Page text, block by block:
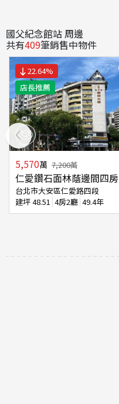
國父紀念館站 周邊
共有409筆銷售中物件
22.64%
店長推薦
5,570萬 7,200萬
仁愛鑽石面林蔭邊間四房
台北市大安區仁愛路四段
建坪48.51 4房2廳 49.4年